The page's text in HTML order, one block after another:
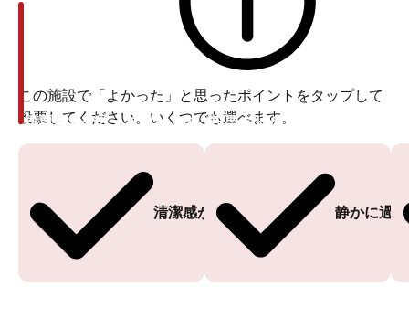
この施設で「よかった」と思ったポイントをタップして
投票してください。いくつでも選べます。
清潔感がある
投票ありがとうございます
静かに過
投票ありがとうございます